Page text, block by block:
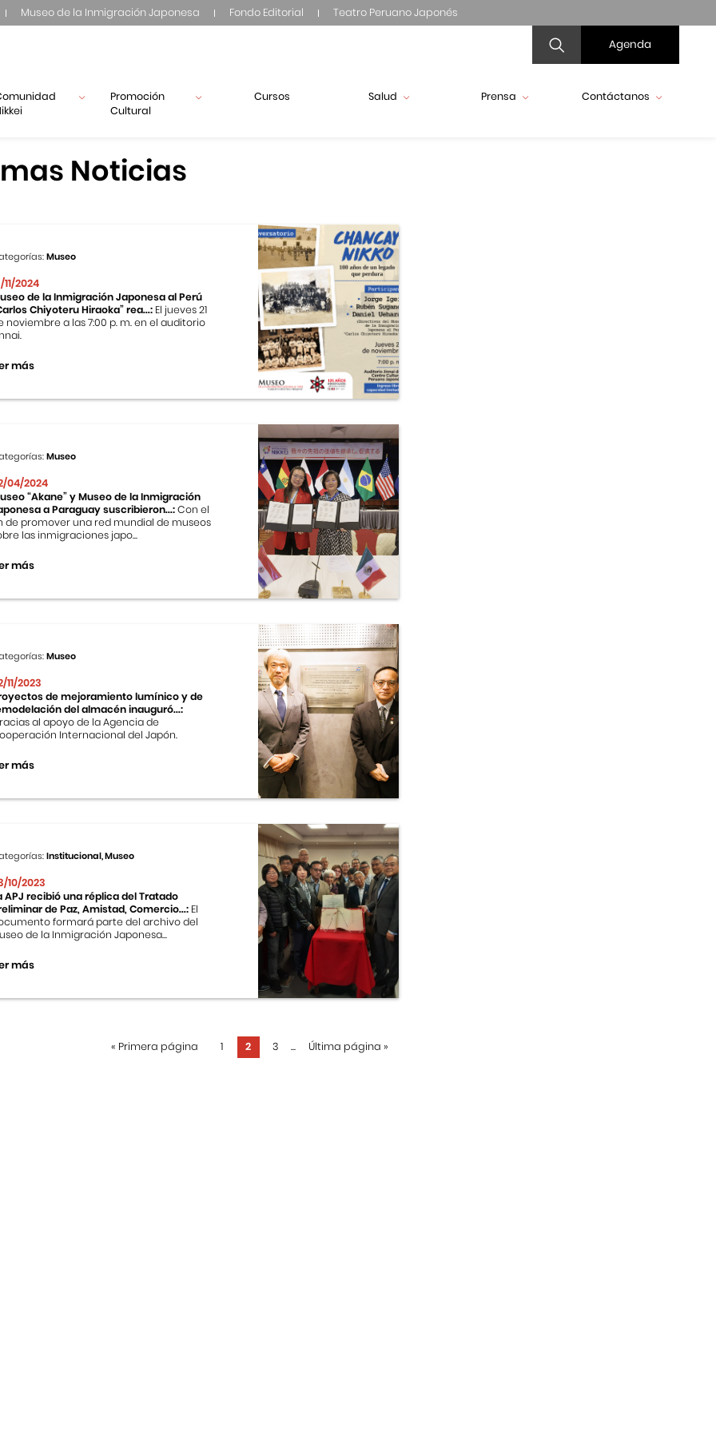
Museo de la Inmigración Japonesa Fondo Editorial Teatro Peruano Japonés
Agenda
Promoción
Cultural
Cursos Salud Prensa Contáctanos
Noticias
Museo
11/2024
de la Inmigración Japonesa al Perú
Chiyoteru Hiraoka” rea...: El jueves 21
noviembre a las 7:00 p. m. en el auditorio
más
Museo
04/2024
“Akane” y Museo de la Inmigración
a Paraguay suscribieron...:Con el
de promover una red mundial de museos
las inmigraciones japo...
más
Museo
11/2023
de mejoramiento lumínico y de
del almacén inauguró...:
al apoyo de la Agencia de
Internacional del Japón.
más
Institucional, Museo
10/2023
APJ recibió una réplica del Tratado
de Paz, Amistad, Comercio...: El
formará parte del archivo del
de la Inmigración Japonesa...
más
« Primera página 1 2 3 ... Última página »